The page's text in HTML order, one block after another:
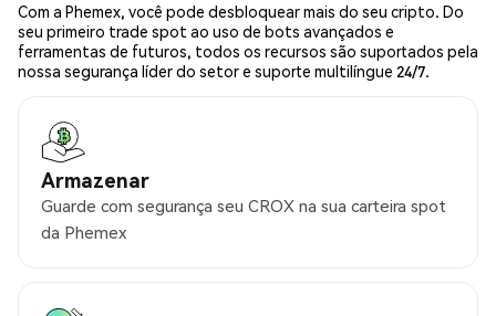
Com a Phemex, você pode desbloquear mais do seu cripto. Do
seu primeiro trade spot ao uso de bots avançados e
ferramentas de futuros, todos os recursos são suportados pela
nossa segurança líder do setor e suporte multilíngue 24/7.
Armazenar
Guarde com segurança seu CROX na sua carteira spot
da Phemex